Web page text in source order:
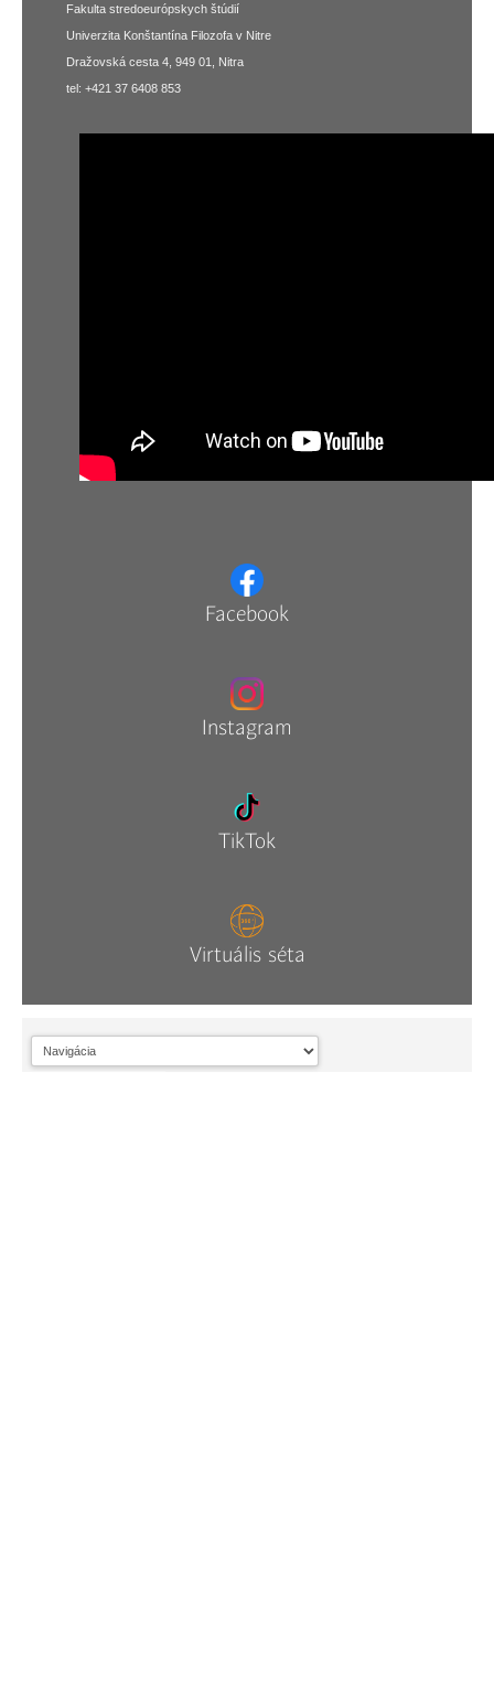
Fakulta stredoeurópskych štúdií
Univerzita Konštantína Filozofa v Nitre
Dražovská cesta 4, 949 01, Nitra
tel: +421 37 6408 853
Facebook
Instagram
TikTok
Virtuális séta